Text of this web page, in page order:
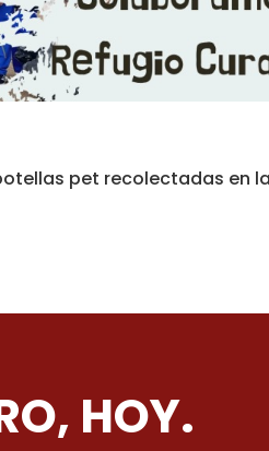
pet recolectadas en
HOY.